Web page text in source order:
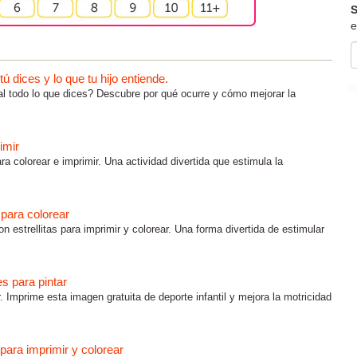
dices y lo que tu hijo entiende.
todo lo que dices? Descubre por qué ocurre y cómo mejorar la
colorear e imprimir. Una actividad divertida que estimula la
colorear
estrellitas para imprimir y colorear. Una forma divertida de estimular
para pintar
Imprime esta imagen gratuita de deporte infantil y mejora la motricidad
imprimir y colorear